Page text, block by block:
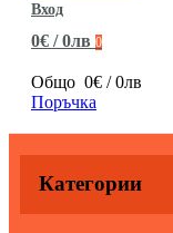
Вход
0€ / 0лв 0
Общо 0€ / 0лв
Поръчка
Категории